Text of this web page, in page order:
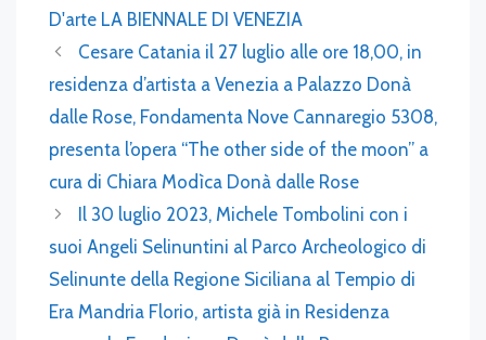
D'arte LA BIENNALE DI VENEZIA
Cesare Catania il 27 luglio alle ore 18,00, in
residenza d’artista a Venezia a Palazzo Donà
dalle Rose, Fondamenta Nove Cannaregio 5308,
presenta l’opera “The other side of the moon” a
cura di Chiara Modìca Donà dalle Rose
Il 30 luglio 2023, Michele Tombolini con i
suoi Angeli Selinuntini al Parco Archeologico di
Selinunte della Regione Siciliana al Tempio di
Era Mandria Florio, artista già in Residenza